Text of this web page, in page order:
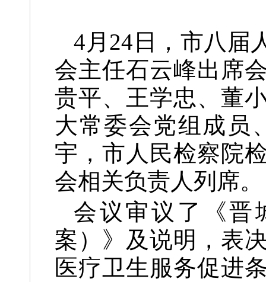
4月24日，市八届
会主任石云峰出席
贵平、王学忠、董
大常委会党组成员
宇，市人民检察院
会相关负责人列席。
会议审议了《晋
案）》及说明，表
医疗卫生服务促进